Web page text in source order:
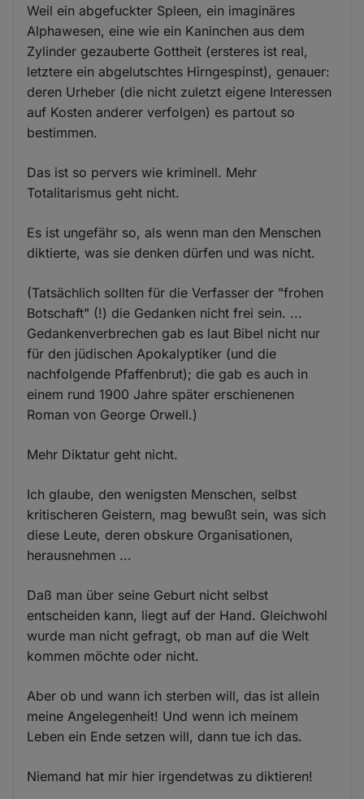
Weil ein abgefuckter Spleen, ein imaginäres
Alphawesen, eine wie ein Kaninchen aus dem
Zylinder gezauberte Gottheit (ersteres ist real,
letztere ein abgelutschtes Hirngespinst), genauer:
deren Urheber (die nicht zuletzt eigene Interessen
auf Kosten anderer verfolgen) es partout so
bestimmen.
Das ist so pervers wie kriminell. Mehr
Totalitarismus geht nicht.
Es ist ungefähr so, als wenn man den Menschen
diktierte, was sie denken dürfen und was nicht.
(Tatsächlich sollten für die Verfasser der "frohen
Botschaft" (!) die Gedanken nicht frei sein. ...
Gedankenverbrechen gab es laut Bibel nicht nur
für den jüdischen Apokalyptiker (und die
nachfolgende Pfaffenbrut); die gab es auch in
einem rund 1900 Jahre später erschienenen
Roman von George Orwell.)
Mehr Diktatur geht nicht.
Ich glaube, den wenigsten Menschen, selbst
kritischeren Geistern, mag bewußt sein, was sich
diese Leute, deren obskure Organisationen,
herausnehmen ...
Daß man über seine Geburt nicht selbst
entscheiden kann, liegt auf der Hand. Gleichwohl
wurde man nicht gefragt, ob man auf die Welt
kommen möchte oder nicht.
Aber ob und wann ich sterben will, das ist allein
meine Angelegenheit! Und wenn ich meinem
Leben ein Ende setzen will, dann tue ich das.
Niemand hat mir hier irgendetwas zu diktieren!